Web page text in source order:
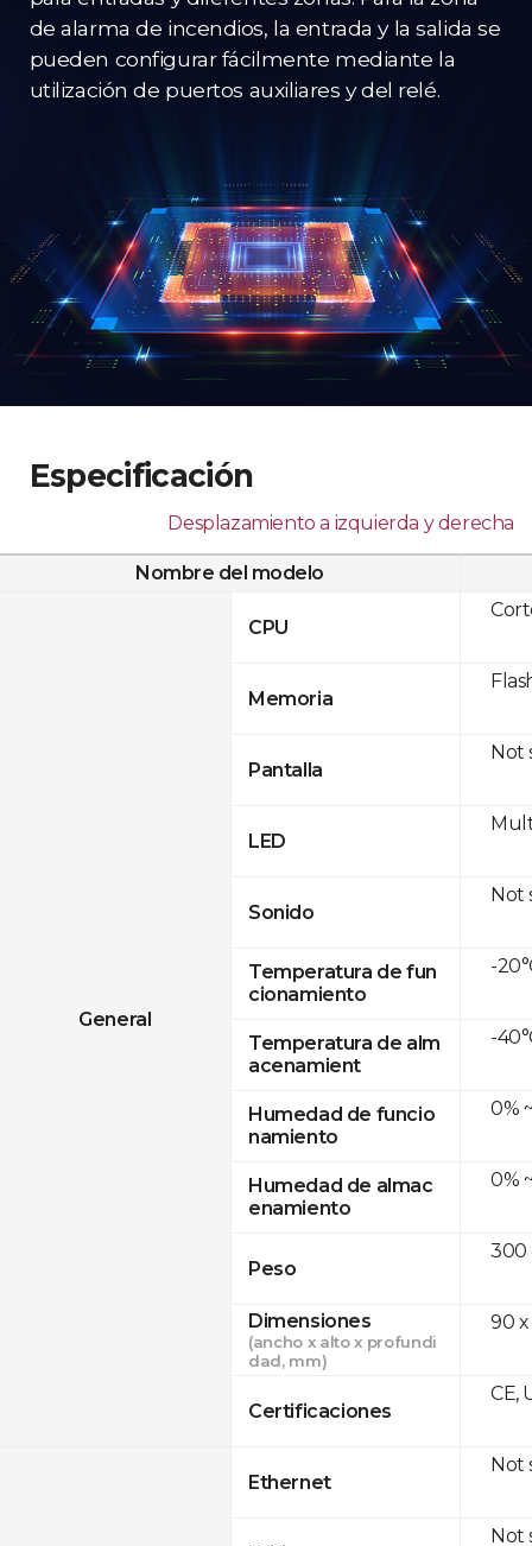
de alarma de incendios, la entrada y la salida se
pueden configurar fácilmente mediante la
utilización de puertos auxiliares y del relé.
Especificación
Desplazamiento a izquierda y derecha
Nombre del modelo
General
CPU
Memoria
Pantalla
LED
Sonido
Temperatura de fun
cionamiento
Temperatura de alm
acenamient
Humedad de funcio
namiento
Humedad de almac
enamiento
Peso
Dimensiones
(ancho x alto x profundi
dad, mm)
Certificaciones
Ethernet
Not
Not
-
-
0%
0%
300
90 x
CE,
Not
Not